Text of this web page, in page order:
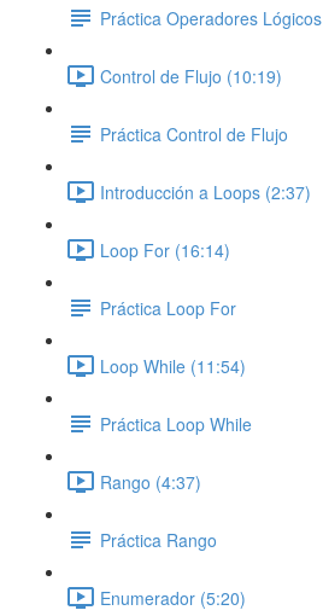
Práctica Operadores Lógicos
Control de Flujo (10:19)
Práctica Control de Flujo
Introducción a Loops (2:37)
Loop For (16:14)
Práctica Loop For
Loop While (11:54)
Práctica Loop While
Rango (4:37)
Práctica Rango
Enumerador (5:20)